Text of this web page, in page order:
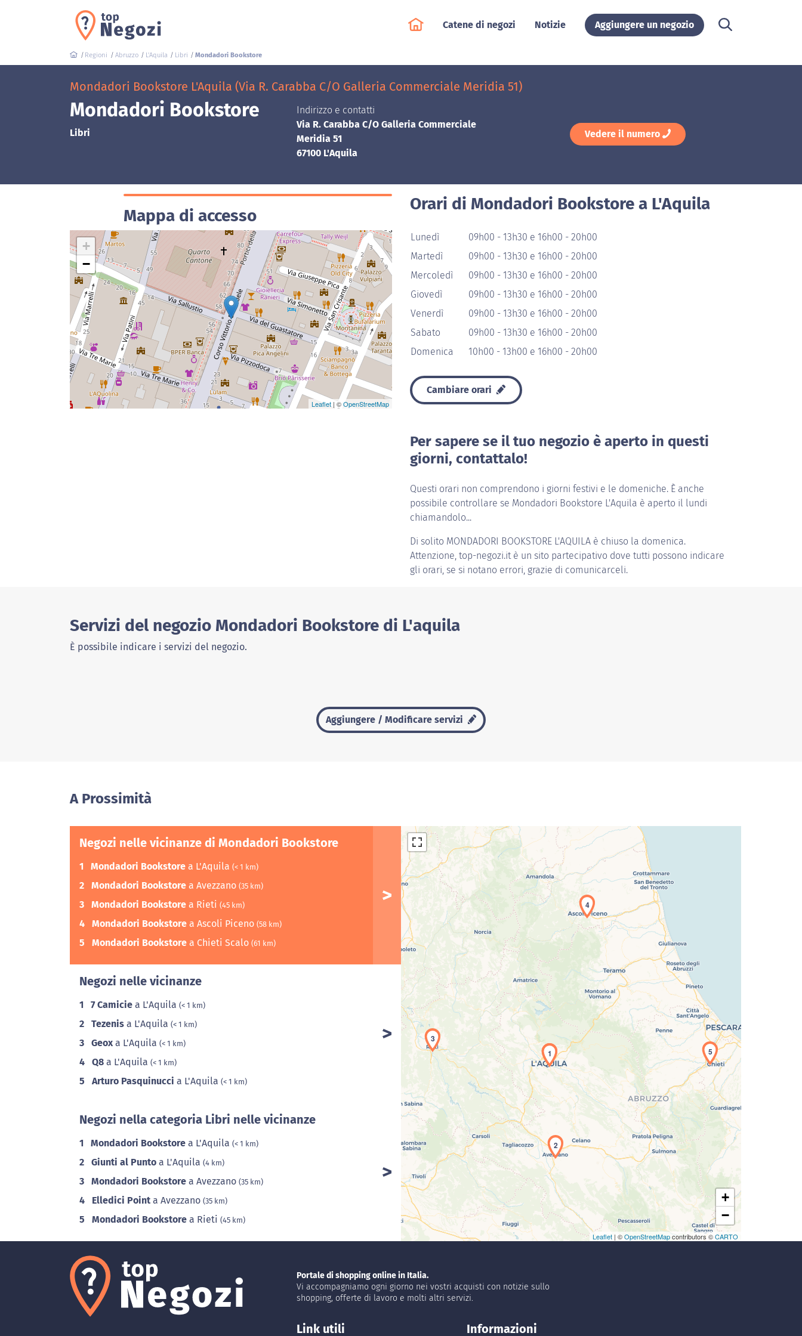
Catene di negozi Notizie Aggiungere un negozio
Regioni Abruzzo L'Aquila Libri Mondadori Bookstore
Mondadori Bookstore L'Aquila (Via R. Carabba C/O Galleria Commerciale Meridia 51)
Mondadori Bookstore
Libri
Indirizzo e contatti
Via R. Carabba C/O Galleria Commerciale
Meridia 51
67100 L'Aquila
Vedere il numero
Mappa di accesso
+
−
Leaflet | ©OpenStreetMap
Orari di Mondadori Bookstore a L'Aquila
Lunedì
09h00 - 13h30 e 16h00 - 20h00
Martedì
09h00 - 13h30 e 16h00 - 20h00
Mercoledì
09h00 - 13h30 e 16h00 - 20h00
Giovedì
09h00 - 13h30 e 16h00 - 20h00
Venerdì
09h00 - 13h30 e 16h00 - 20h00
Sabato
09h00 - 13h30 e 16h00 - 20h00
Domenica
10h00 - 13h00 e 16h00 - 20h00
Cambiare orari
Per sapere se il tuo negozio è aperto in questi
giorni, contattalo!
Questi orari non comprendono i giorni festivi e le domeniche. È anche
possibile controllare se Mondadori Bookstore L'Aquila è aperto il lundi
chiamandolo...
Di solito MONDADORI BOOKSTORE L'AQUILA è chiuso la domenica.
Attenzione, top-negozi.it è un sito partecipativo dove tutti possono indicare
gli orari, se si notano errori, grazie di comunicarceli.
Servizi del negozio Mondadori Bookstore di L'aquila
È possibile indicare i servizi del negozio.
Aggiungere / Modificare servizi
A Prossimità
Negozi nelle vicinanze di Mondadori Bookstore
1 Mondadori Bookstore a L'Aquila (< 1 km)
2 Mondadori Bookstore a Avezzano (35 km)
3 Mondadori Bookstore a Rieti (45 km)
4 Mondadori Bookstore a Ascoli Piceno (58 km)
5 Mondadori Bookstore a Chieti Scalo (61 km)
Negozi nelle vicinanze
1 7 Camicie a L'Aquila (< 1 km)
2 Tezenis a L'Aquila (< 1 km)
3 Geox a L'Aquila (< 1 km)
4 Q8 a L'Aquila (< 1 km)
5 Arturo Pasquinucci a L'Aquila (< 1 km)
Negozi nella categoria Libri nelle vicinanze
1 Mondadori Bookstore a L'Aquila (< 1 km)
2 Giunti al Punto a L'Aquila (4 km)
3 Mondadori Bookstore a Avezzano (35 km)
4 Elledici Point a Avezzano (35 km)
5 Mondadori Bookstore a Rieti (45 km)
Caricamento della carta in corso...
1
2
3
4
5
+
−
Leaflet | ©OpenStreetMapcontributors ©CARTO
Portale di shopping online in Italia.
Vi accompagniamo ogni giorno nei vostri acquisti con notizie sullo
shopping, offerte di lavoro e molti altri servizi.
Link utili Informazioni